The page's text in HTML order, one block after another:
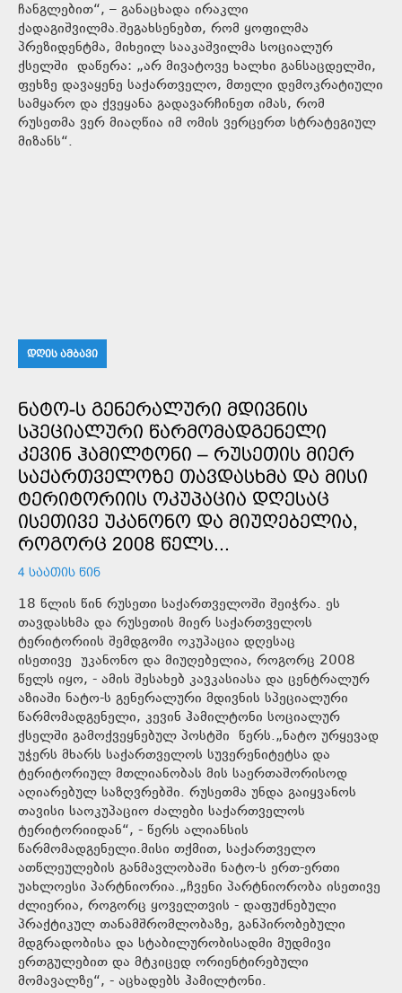
ჩანგლებით“, – განაცხადა ირაკლი
ქადაგიშვილმა.შეგახსენებთ, რომ ყოფილმა
პრეზიდენტმა, მიხეილ სააკაშვილმა სოციალურ
ქსელში დაწერა: „არ მივატოვე ხალხი განსაცდელში,
ფეხზე დავაყენე საქართველო, მთელი დემოკრატიული
სამყარო და ქვეყანა გადავარჩინეთ იმას, რომ
რუსეთმა ვერ მიაღწია იმ ომის ვერცერთ სტრატეგიულ
მიზანს“.
ᲓᲦᲘᲡ ᲐᲛᲑᲐᲕᲘ
ᲜᲐᲢᲝ-Ს ᲒᲔᲜᲔᲠᲐᲚᲣᲠᲘ ᲛᲓᲘᲕᲜᲘᲡ
ᲡᲞᲔᲪᲘᲐᲚᲣᲠᲘ ᲬᲐᲠᲛᲝᲛᲐᲓᲒᲔᲜᲔᲚᲘ
ᲙᲔᲕᲘᲜ ᲰᲐᲛᲘᲚᲢᲝᲜᲘ – ᲠᲣᲡᲔᲗᲘᲡ ᲛᲘᲔᲠ
ᲡᲐᲥᲐᲠᲗᲕᲔᲚᲝᲖᲔ ᲗᲐᲕᲓᲐᲡᲮᲛᲐ ᲓᲐ ᲛᲘᲡᲘ
ᲢᲔᲠᲘᲢᲝᲠᲘᲘᲡ ᲝᲙᲣᲞᲐᲪᲘᲐ ᲓᲦᲔᲡᲐᲪ
ᲘᲡᲔᲗᲘᲕᲔ ᲣᲙᲐᲜᲝᲜᲝ ᲓᲐ ᲛᲘᲣᲦᲔᲑᲔᲚᲘᲐ,
ᲠᲝᲒᲝᲠᲪ 2008 ᲬᲔᲚᲡ...
4 ᲡᲐᲐᲗᲘᲡ ᲬᲘᲜ
18 წლის წინ რუსეთი საქართველოში შეიჭრა. ეს
თავდასხმა და რუსეთის მიერ საქართველოს
ტერიტორიის შემდგომი ოკუპაცია დღესაც
ისეთივე უკანონო და მიუღებელია, როგორც 2008
წელს იყო, - ამის შესახებ კავკასიასა და ცენტრალურ
აზიაში ნატო-ს გენერალური მდივნის სპეციალური
წარმომადგენელი, კევინ ჰამილტონი სოციალურ
ქსელში გამოქვეყნებულ პოსტში წერს.„ნატო ურყევად
უჭერს მხარს საქართველოს სუვერენიტეტსა და
ტერიტორიულ მთლიანობას მის საერთაშორისოდ
აღიარებულ საზღვრებში. რუსეთმა უნდა გაიყვანოს
თავისი საოკუპაციო ძალები საქართველოს
ტერიტორიიდან“, - წერს ალიანსის
წარმომადგენელი.მისი თქმით, საქართველო
ათწლეულების განმავლობაში ნატო-ს ერთ-ერთი
უახლოესი პარტნიორია.„ჩვენი პარტნიორობა ისეთივე
ძლიერია, როგორც ყოველთვის - დაფუძნებული
პრაქტიკულ თანამშრომლობაზე, განპირობებული
მდგრადობისა და სტაბილურობისადმი მუდმივი
ერთგულებით და მტკიცედ ორიენტირებული
მომავალზე“, - აცხადებს ჰამილტონი.